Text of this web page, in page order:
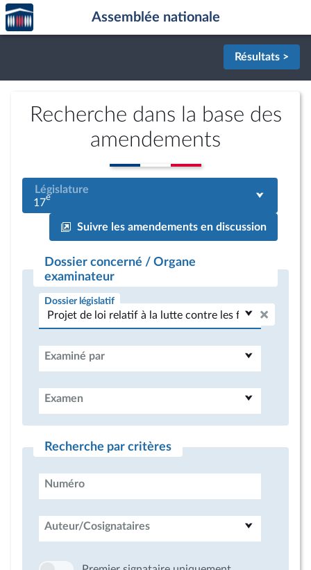
Aller au contenu
Aller en bas de la page
Accèder
à la
page
Assemblée nationale
Résultats >
Recherche dans la base des
amendements
Législature
17e
Suivre les amendements en discussion
Dossier concerné / Organe
examinateur
Dossier législatif
Examiné par
Examen
Recherche par critères
Numéro
Auteur/Cosignataires